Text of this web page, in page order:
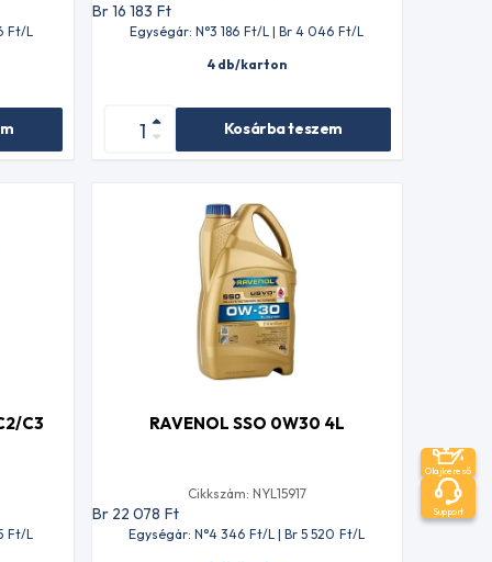
Ft/L
Br 16 183 Ft
Egységár: N°3 186 Ft/L | Br 4 046 Ft/L
4 db/karton
Kosárba teszem
C3
Ft/L
RAVENOL SSO 0W30 4L
Cikkszám: NYL15917
Br 22 078 Ft
Egységár: N°4 346 Ft/L | Br 5 520 Ft/L
Olajkereső
Support